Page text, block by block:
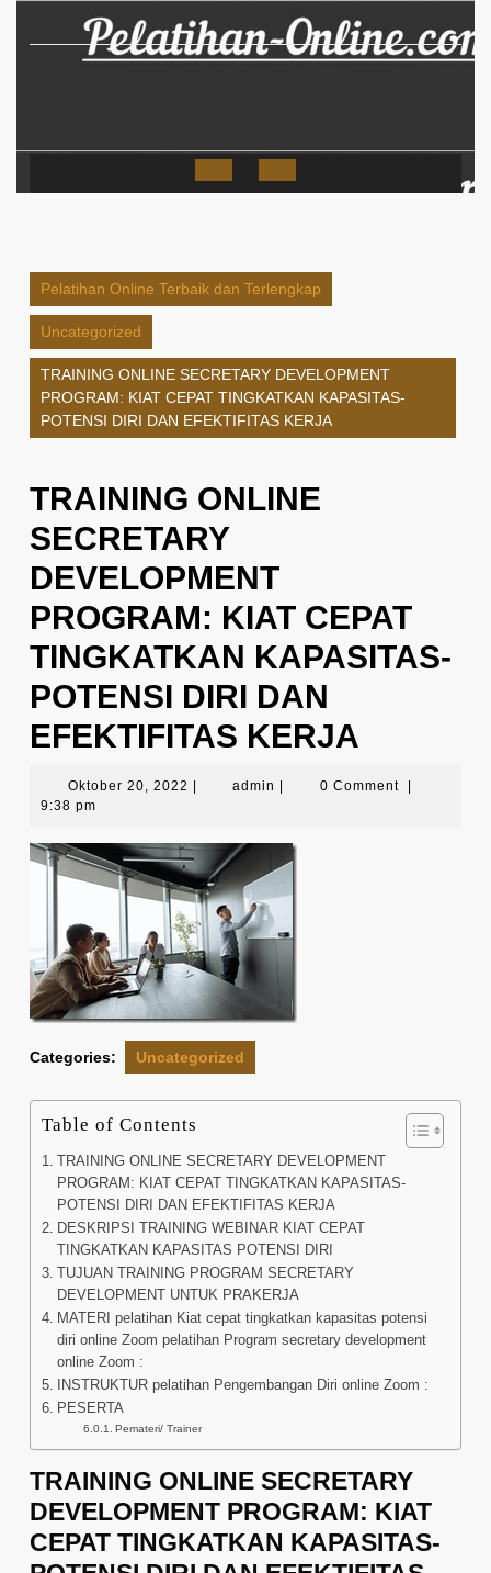
Open
Pelatihan Online Terbaik dan Terlengkap
Uncategorized
TRAINING ONLINE SECRETARY DEVELOPMENT
PROGRAM: KIAT CEPAT TINGKATKAN KAPASITAS-
POTENSI DIRI DAN EFEKTIFITAS KERJA
TRAINING ONLINE
SECRETARY
DEVELOPMENT
PROGRAM: KIAT CEPAT
TINGKATKAN KAPASITAS-
POTENSI DIRI DAN
EFEKTIFITAS KERJA
Oktober 20, 2022 Oktoberadmin admin 0 Comment
9:38 pm
Categories: Uncategorized
Table of Contents
TRAINING ONLINE SECRETARY DEVELOPMENT
PROGRAM: KIAT CEPAT TINGKATKAN KAPASITAS-
POTENSI DIRI DAN EFEKTIFITAS KERJA
DESKRIPSI TRAINING WEBINAR KIAT CEPAT
TINGKATKAN KAPASITAS POTENSI DIRI
TUJUAN TRAINING PROGRAM SECRETARY
DEVELOPMENT UNTUK PRAKERJA
MATERI pelatihan Kiat cepat tingkatkan kapasitas potensi
diri online Zoom pelatihan Program secretary development
online Zoom :
INSTRUKTUR pelatihan Pengembangan Diri online Zoom :
PESERTA
Pemateri/ Trainer
TRAINING ONLINE SECRETARY
DEVELOPMENT PROGRAM: KIAT
CEPAT TINGKATKAN KAPASITAS-